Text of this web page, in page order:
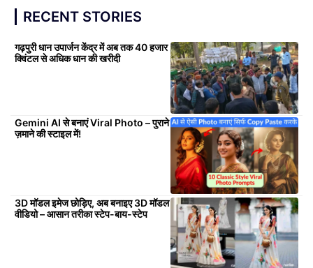
RECENT STORIES
गढ़पुरी धान उपार्जन केंद्र में अब तक 40 हजार
क्विंटल से अधिक धान की खरीदी
Gemini AI से बनाएं Viral Photo – पुराने
ज़माने की स्टाइल में!
3D मॉडल इमेज छोड़िए, अब बनाइए 3D मॉडल
वीडियो – आसान तरीका स्टेप-बाय-स्टेप